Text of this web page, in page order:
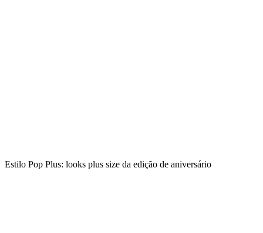
Estilo Pop Plus: looks plus size da edição de aniversário